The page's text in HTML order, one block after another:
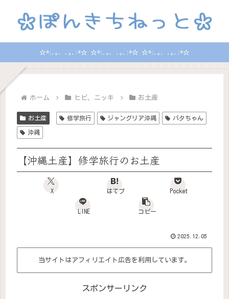
☆*:.｡. .｡.:*☆ ☆*:.｡. .｡.:*☆ ☆*:.｡. .｡.:*☆
ホーム ヒビ、ニッキ お土産
お土産 修学旅行 ジャングリア沖縄 バタちゃん
沖縄
【沖縄土産】修学旅行のお土産
X はてブ Pocket
LINE コピー
2025.12.05
当サイトはアフィリエイト広告を利用しています。
スポンサーリンク